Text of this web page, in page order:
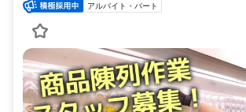
アルバイト・パート